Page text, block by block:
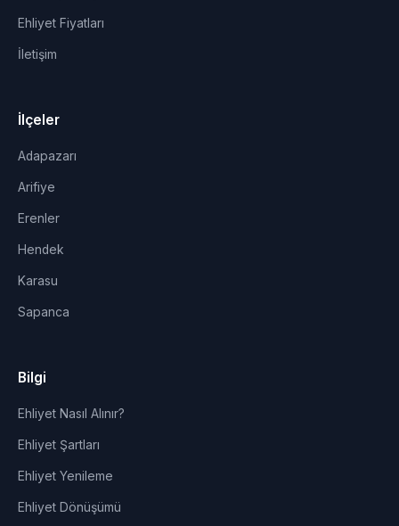
Ehliyet Fiyatları
İletişim
İlçeler
Adapazarı
Arifiye
Erenler
Hendek
Karasu
Sapanca
Bilgi
Ehliyet Nasıl Alınır?
Ehliyet Şartları
Ehliyet Yenileme
Ehliyet Dönüşümü